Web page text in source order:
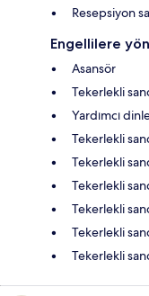
Resepsiyon
Engellilere
Asansör
Tekerlekli
Yardımcı
Tekerlekli
Tekerlekli
Tekerlekli
Tekerlekli
Tekerlekli
Tekerlekli